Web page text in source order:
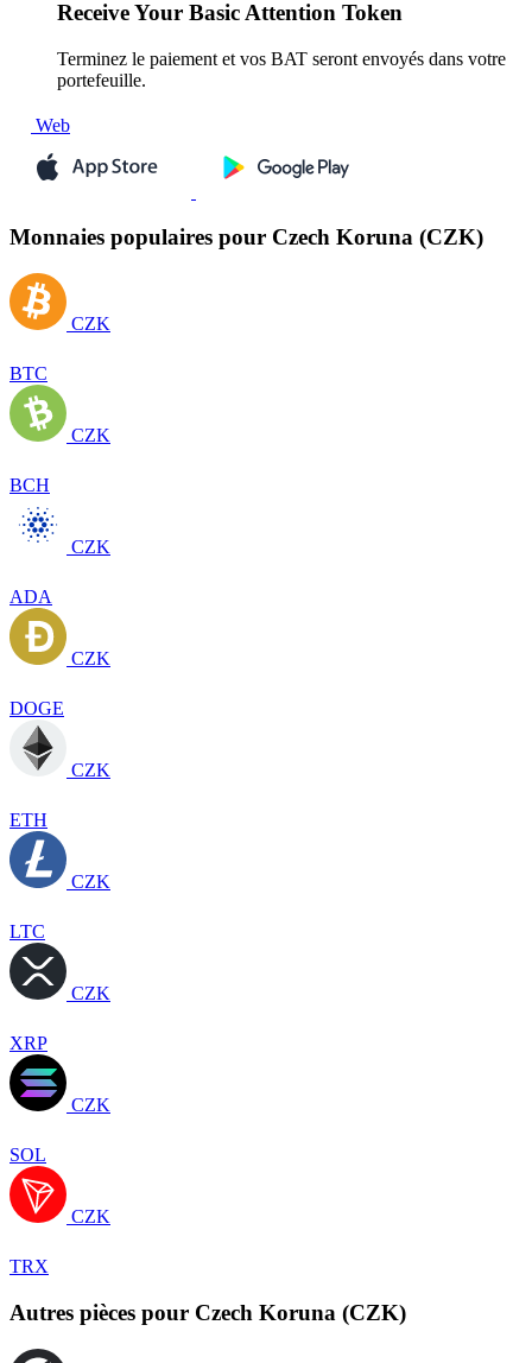
ReceiveYour Basic Attention Token
Terminez le paiement et vos BAT seront envoyés dans votre
portefeuille.
Web
Monnaies populaires pour Czech Koruna (CZK)
CZK
BTC
CZK
BCH
CZK
ADA
CZK
DOGE
CZK
ETH
CZK
LTC
CZK
XRP
CZK
SOL
CZK
TRX
Autres pièces pour Czech Koruna (CZK)